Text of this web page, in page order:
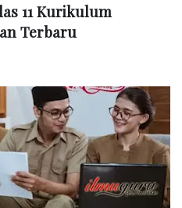
11 Kurikulum
Terbaru